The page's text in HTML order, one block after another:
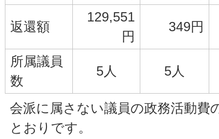
返還額
129,551
円
349円
所属議員
数
5人 5人
会派に属さない議員の政務活動費
とおりです。